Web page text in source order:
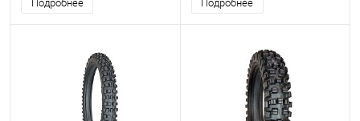
Подробнее Подробнее